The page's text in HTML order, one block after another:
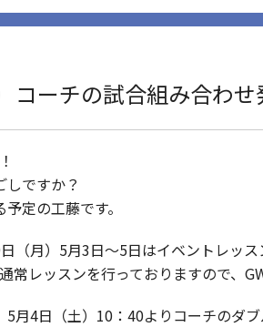
コーチの試合組み合わせ
しですか？
定の工藤です。
（月）5月3日～5日はイベントレッス
常レッスンを行っておりますので、
月4日（土）10：40よりコーチのダブ